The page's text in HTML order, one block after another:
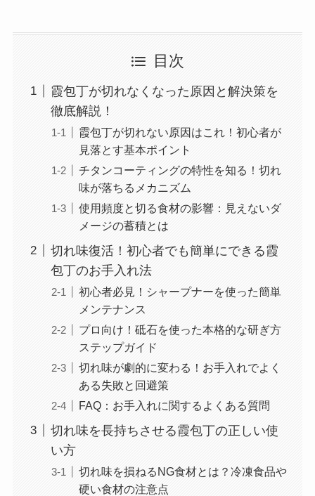
目次
霞包丁が切れなくなった原因と解決策を
徹底解説！
霞包丁が切れない原因はこれ！初心者が
見落とす基本ポイント
チタンコーティングの特性を知る！切れ
味が落ちるメカニズム
使用頻度と切る食材の影響：見えないダ
メージの蓄積とは
切れ味復活！初心者でも簡単にできる霞
包丁のお手入れ法
初心者必見！シャープナーを使った簡単
メンテナンス
プロ向け！砥石を使った本格的な研ぎ方
ステップガイド
切れ味が劇的に変わる！お手入れでよく
ある失敗と回避策
FAQ：お手入れに関するよくある質問
切れ味を長持ちさせる霞包丁の正しい使
い方
切れ味を損ねるNG食材とは？冷凍食品や
硬い食材の注意点